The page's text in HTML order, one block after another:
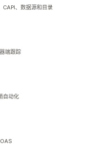
、数据源和目录
端跟踪
自动化